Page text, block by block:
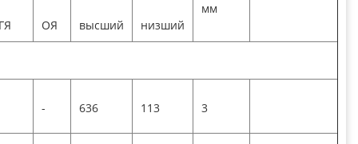
мм
ОЯ высший низший
- 636 113 3